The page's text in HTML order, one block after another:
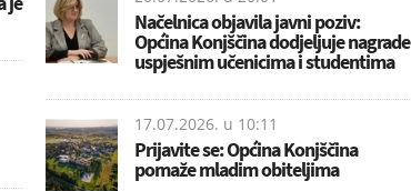
Načelnica objavila javni poziv:
Općina Konjščina dodjeljuje nagrade
uspješnim učenicima i studentima
17.07.2026. u 10:11
Prijavite se: Općina Konjščina
pomaže mladim obiteljima